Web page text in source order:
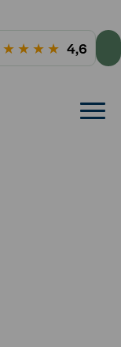
★ ★ ★ ★ 4,6